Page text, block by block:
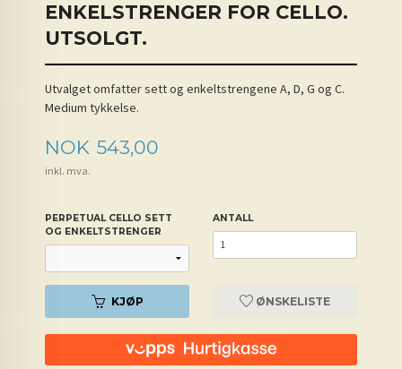
ENKELSTRENGER FOR CELLO.
UTSOLGT.
Utvalget omfatter sett og enkeltstrengene A, D, G og C.
Medium tykkelse.
Pris
NOK 543,00
inkl. mva.
PERPETUAL CELLO SETT
OG ENKELTSTRENGER
ANTALL
KJØP ØNSKELISTE